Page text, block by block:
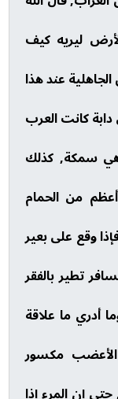
ليريه كيف
عند هذا
كانت العرب
هي سمكة, كذلك
من الحمام
وقع على بعير
تطير بالفقر
أدري ما علاقة
الأعضب مكسور